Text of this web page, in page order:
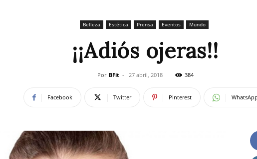
Belleza Estética Prensa Eventos Mundo
¡¡Adiós ojeras!!
Por BFit - 27 abril, 2018 384
Facebook Twitter Pinterest WhatsApp